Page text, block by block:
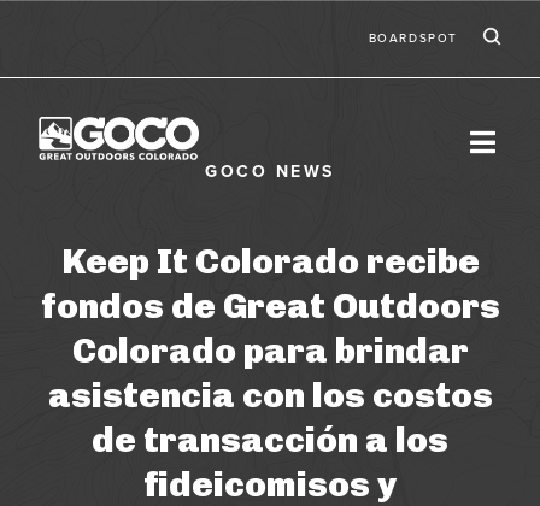
BOARDSPOT
Keep It Colorado recibe
fondos de Great Outdoors
Colorado para brindar
asistencia con los costos
de transacción a los
fideicomisos y